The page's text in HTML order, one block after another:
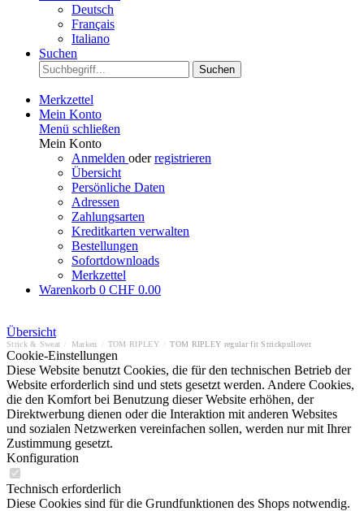
Deutsch
Français
Italiano
Suchen
Suchen
Merkzettel
Mein Konto
Menü schließen
Mein Konto
Anmelden oderregistrieren
Übersicht
Persönliche Daten
Adressen
Zahlungsarten
Kreditkarten verwalten
Bestellungen
Sofortdownloads
Merkzettel
Warenkorb 0 CHF 0.00
Übersicht
Strick & Sweat Marken TOM RIPLEY TOM RIPLEY regular fit Strickpullover
Cookie-Einstellungen
Diese Website benutzt Cookies, die für den technischen Betrieb der
Website erforderlich sind und stets gesetzt werden. Andere Cookies,
die den Komfort bei Benutzung dieser Website erhöhen, der
Direktwerbung dienen oder die Interaktion mit anderen Websites
und sozialen Netzwerken vereinfachen sollen, werden nur mit Ihrer
Zustimmung gesetzt.
Konfiguration
Technisch erforderlich
Diese Cookies sind für die Grundfunktionen des Shops notwendig.